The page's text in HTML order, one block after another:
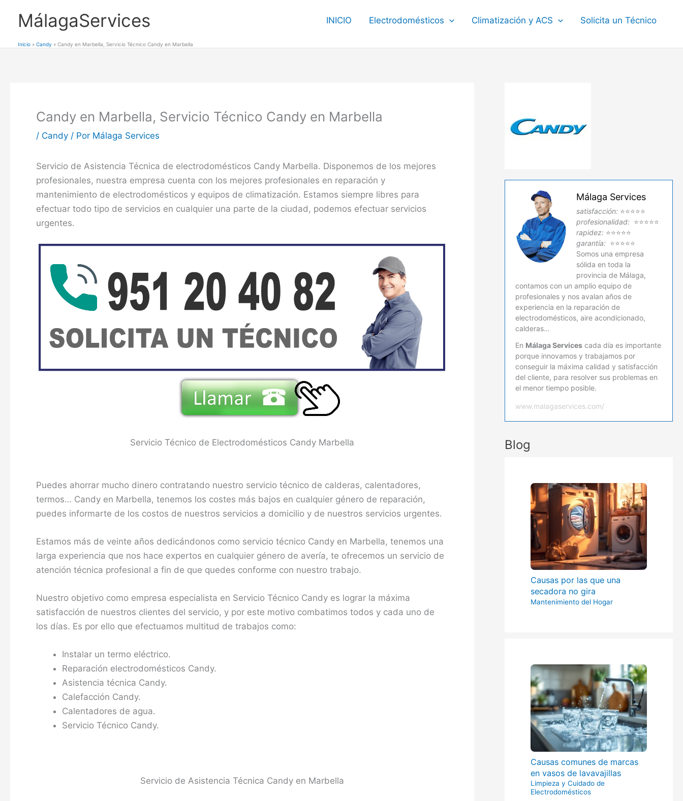
MálagaServices INICIO Electrodomésticos Climatización y ACS Solicita un Técnico
Inicio Candy Candy en Marbella, Servicio Técnico Candy en Marbella
Candy en Marbella, Servicio Técnico Candy en Marbella
/ Candy / Por Málaga Services
Servicio de Asistencia Técnica de electrodomésticos Candy Marbella. Disponemos de los mejores
profesionales, nuestra empresa cuenta con los mejores profesionales en reparación y
mantenimiento de electrodomésticos y equipos de climatización. Estamos siempre libres para
efectuar todo tipo de servicios en cualquier una parte de la ciudad, podemos efectuar servicios
urgentes.
Servicio Técnico de Electrodomésticos Candy Marbella
Puedes ahorrar mucho dinero contratando nuestro servicio técnico de calderas, calentadores,
termos… Candy en Marbella, tenemos los costes más bajos en cualquier género de reparación,
puedes informarte de los costos de nuestros servicios a domicilio y de nuestros servicios urgentes.
Estamos más de veinte años dedicándonos como servicio técnico Candy en Marbella, tenemos una
larga experiencia que nos hace expertos en cualquier género de avería, te ofrecemos un servicio de
atención técnica profesional a fin de que quedes conforme con nuestro trabajo.
Nuestro objetivo como empresa especialista en Servicio Técnico Candy es lograr la máxima
satisfacción de nuestros clientes del servicio, y por este motivo combatimos todos y cada uno de
los días. Es por ello que efectuamos multitud de trabajos como:
Instalar un termo eléctrico.
Reparación electrodomésticos Candy.
Asistencia técnica Candy.
Calefacción Candy.
Calentadores de agua.
Servicio Técnico Candy.
Servicio de Asistencia Técnica Candy en Marbella
Málaga Services
satisfacción: ⭐⭐⭐⭐⭐
profesionalidad: ⭐⭐⭐⭐⭐
rapidez: ⭐⭐⭐⭐⭐
garantía: ⭐⭐⭐⭐⭐
Somos una empresa
sólida en toda la
provincia de Málaga,
contamos con un amplio equipo de
profesionales y nos avalan años de
experiencia en la reparación de
electrodomésticos, aire acondicionado,
calderas…
En Málaga Servicescada día es importante
porque innovamos y trabajamos por
conseguir la máxima calidad y satisfacción
del cliente, para resolver sus problemas en
el menor tiempo posible.
www.malagaservices.com/
Blog
Causas por las que una
secadora no gira
Mantenimiento del Hogar
Causas comunes de marcas
en vasos de lavavajillas
Limpieza y Cuidado de
Electrodomésticos